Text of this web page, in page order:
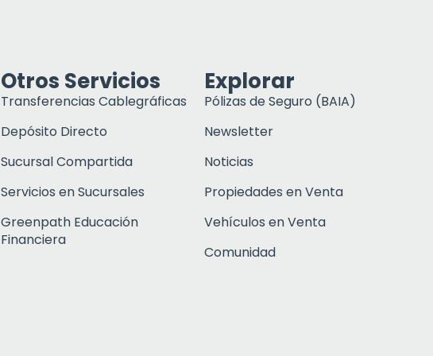
Otros Servicios
Transferencias Cablegráficas
Depósito Directo
Sucursal Compartida
Servicios en Sucursales
Greenpath Educación
Financiera
Explorar
Pólizas de Seguro (BAIA)
Newsletter
Noticias
Propiedades en Venta
Vehículos en Venta
Comunidad